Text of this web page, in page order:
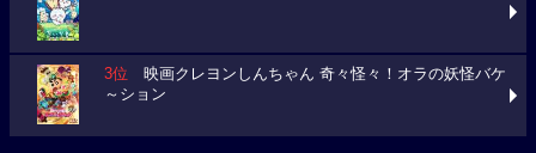
3位 映画クレヨンしんちゃん 奇々怪々！オラの妖怪バケ
～ション